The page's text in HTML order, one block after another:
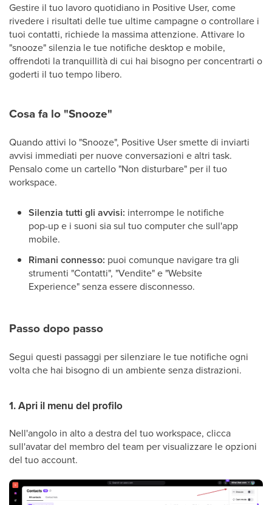
Gestire il tuo lavoro quotidiano in Positive User, come
rivedere i risultati delle tue ultime campagne o controllare i
tuoi contatti, richiede la massima attenzione. Attivare lo
"snooze" silenzia le tue notifiche desktop e mobile,
offrendoti la tranquillità di cui hai bisogno per concentrarti o
goderti il tuo tempo libero.
Cosa fa lo "Snooze"
Quando attivi lo "Snooze", Positive User smette di inviarti
avvisi immediati per nuove conversazioni e altri task.
Pensalo come un cartello "Non disturbare" per il tuo
workspace.
Silenzia tutti gli avvisi: interrompe le notifiche
pop-up e i suoni sia sul tuo computer che sull'app
mobile.
Rimani connesso: puoi comunque navigare tra gli
strumenti "Contatti", "Vendite" e "Website
Experience" senza essere disconnesso.
Passo dopo passo
Segui questi passaggi per silenziare le tue notifiche ogni
volta che hai bisogno di un ambiente senza distrazioni.
1. Apri il menu del profilo
Nell'angolo in alto a destra del tuo workspace, clicca
sull'avatar del membro del team per visualizzare le opzioni
del tuo account.